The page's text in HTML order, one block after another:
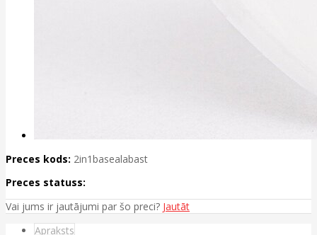
Preces kods: 2in1basealabast
Preces statuss:
Vai jums ir jautājumi par šo preci? Jautāt
Apraksts